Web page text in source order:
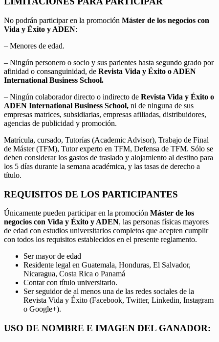
No podrán participar en la promoción Máster de los negocios con
Vida y Éxito y ADEN:
– Menores de edad.
– Ningún personero o socio y sus parientes hasta segundo grado por
afinidad o consanguinidad, de Revista Vida y Éxito o ADEN
International Business School.
– Ningún colaborador directo o indirecto de Revista Vida y Éxito o
ADEN International Business School, ni de ninguna de sus
empresas matrices, subsidiarias, empresas afiliadas, distribuidores,
agencias de publicidad y promoción.
Matrícula, cursado, Tutorías (Academic Advisor), Trabajo de Final
de Máster (TFM), Tutor experto en TFM, Defensa de TFM. Sólo se
deben considerar los gastos de traslado y alojamiento al destino para
los 5 días durante la semana académica, y las tasas de derecho a
título.
REQUISITOS DE LOS PARTICIPANTES
Únicamente pueden participar en la promoción Máster de los
negocios con Vida y Éxito y ADEN, las personas físicas mayores
de edad con estudios universitarios completos que acepten cumplir
con todos los requisitos establecidos en el presente reglamento.
Ser mayor de edad
Residente legal en Guatemala, Honduras, El Salvador,
Nicaragua, Costa Rica o Panamá
Contar con título universitario.
Ser seguidor de al menos una de las redes sociales de la
Revista Vida y Éxito (Facebook, Twitter, Linkedin, Instagram
o Google+).
USO DE NOMBRE E IMAGEN DEL GANADOR: